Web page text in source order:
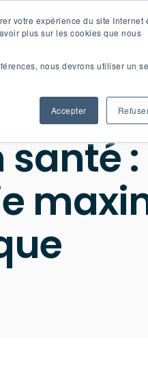
votre expérience du site Internet
plus sur les cookies que nous
nous devrons utiliser un
Accepter
Ressources À propos
: